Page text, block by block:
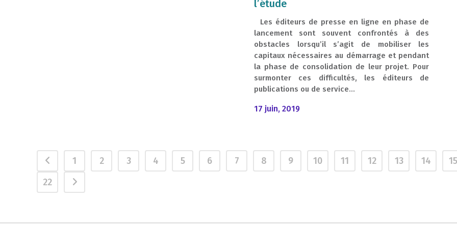
l’étude
Les éditeurs de presse en ligne en phase de
lancement sont souvent confrontés à des
obstacles lorsqu’il s’agit de mobiliser les
capitaux nécessaires au démarrage et pendant
la phase de consolidation de leur projet. Pour
surmonter ces difficultés, les éditeurs de
publications ou de service...
17 juin, 2019
1 2 3 4 5 6 7 8 9 10 11 12 13 14 15
22